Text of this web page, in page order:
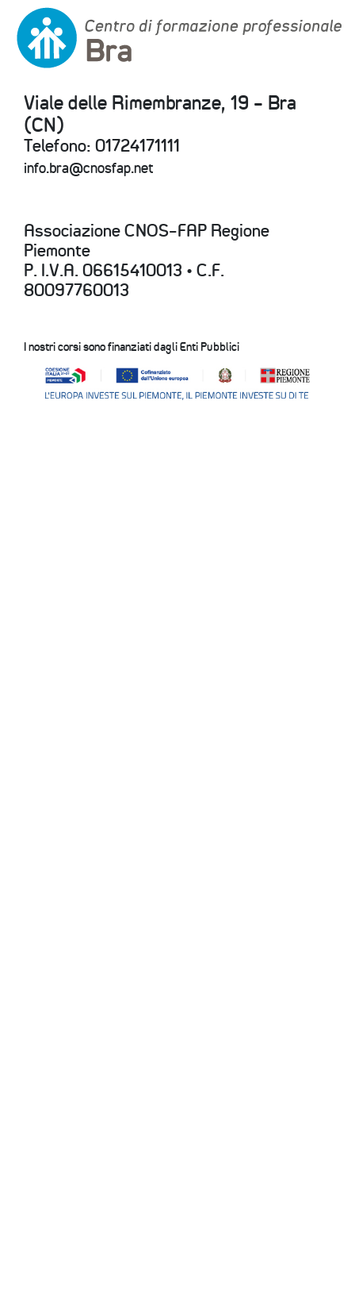
Viale delle Rimembranze, 19 - Bra
(CN)
Telefono: 01724171111
info.bra@cnosfap.net
Associazione CNOS-FAP Regione
Piemonte
P. I.V.A. 06615410013 • C.F.
80097760013
I nostri corsi sono finanziati dagli Enti Pubblici